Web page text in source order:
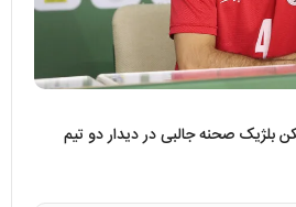
بلژیک صحنه جالبی در دیدار دو تیم